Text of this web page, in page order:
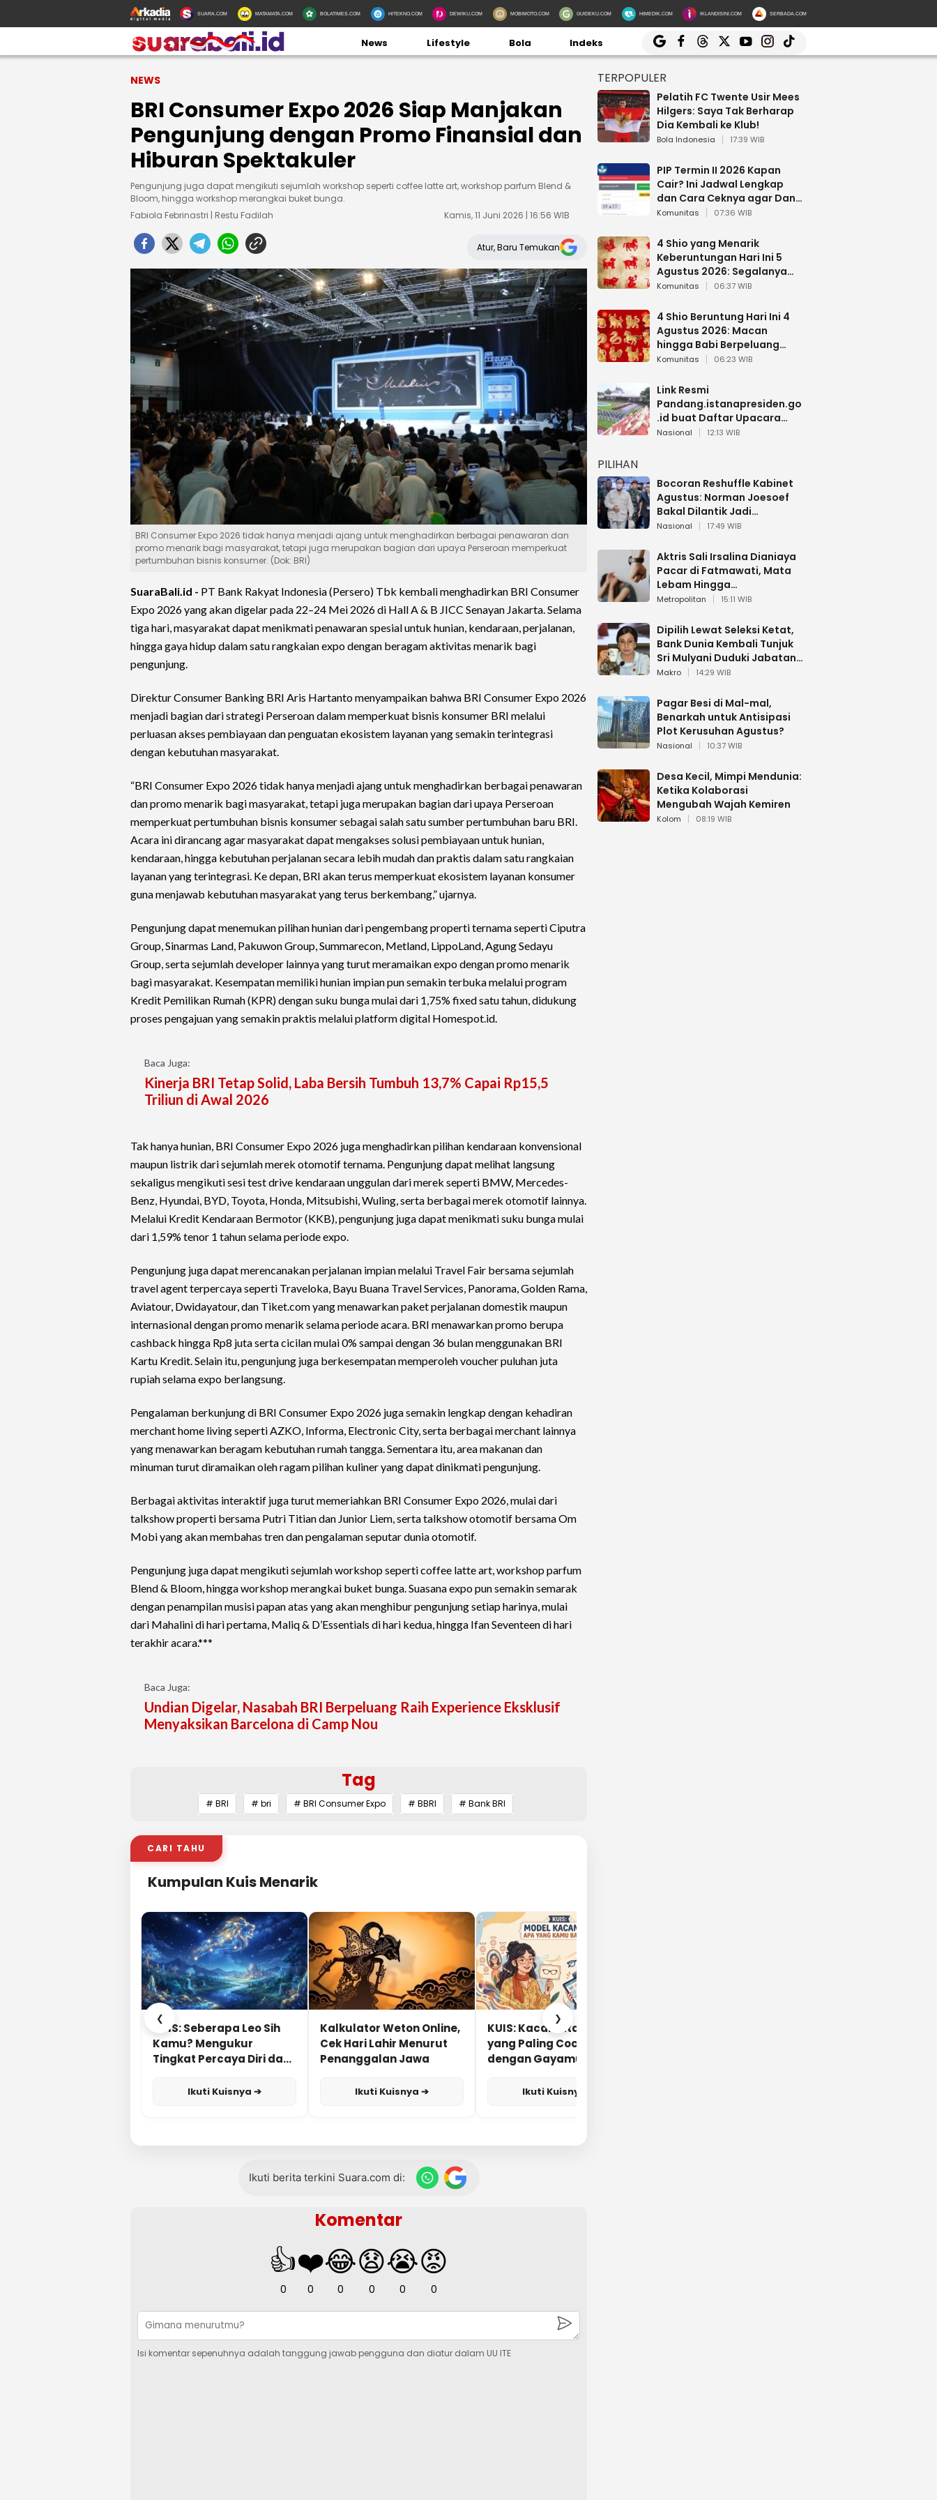
SUARA.COM MATAMATA.COM BOLATIMES.COM HITEKNO.COM DEWIKU.COM MOBIMOTO.COM GUIDEKU.COM HIMEDIK.COM IKLANDISINI.COM SERBADA.COM
News Lifestyle Bola Indeks
NEWS
BRI Consumer Expo 2026 Siap Manjakan
Pengunjung dengan Promo Finansial dan
Hiburan Spektakuler
Pengunjung juga dapat mengikuti sejumlah workshop seperti coffee latte art, workshop parfum Blend &
Bloom, hingga workshop merangkai buket bunga.
Fabiola Febrinastri | Restu Fadilah
Kamis, 11 Juni 2026 | 16:56 WIB
Atur, Baru Temukan
BRI Consumer Expo 2026 tidak hanya menjadi ajang untuk menghadirkan berbagai penawaran dan
promo menarik bagi masyarakat, tetapi juga merupakan bagian dari upaya Perseroan memperkuat
pertumbuhan bisnis konsumer. (Dok: BRI)
SuaraBali.id - PT Bank Rakyat Indonesia (Persero) Tbk kembali menghadirkan BRI Consumer
Expo 2026 yang akan digelar pada 22–24 Mei 2026 di Hall A & B JICC Senayan Jakarta. Selama
tiga hari, masyarakat dapat menikmati penawaran spesial untuk hunian, kendaraan, perjalanan,
hingga gaya hidup dalam satu rangkaian expo dengan beragam aktivitas menarik bagi
pengunjung.
Direktur Consumer Banking BRI Aris Hartanto menyampaikan bahwa BRI Consumer Expo 2026
menjadi bagian dari strategi Perseroan dalam memperkuat bisnis konsumer BRI melalui
perluasan akses pembiayaan dan penguatan ekosistem layanan yang semakin terintegrasi
dengan kebutuhan masyarakat.
“BRI Consumer Expo 2026 tidak hanya menjadi ajang untuk menghadirkan berbagai penawaran
dan promo menarik bagi masyarakat, tetapi juga merupakan bagian dari upaya Perseroan
memperkuat pertumbuhan bisnis konsumer sebagai salah satu sumber pertumbuhan baru BRI.
Acara ini dirancang agar masyarakat dapat mengakses solusi pembiayaan untuk hunian,
kendaraan, hingga kebutuhan perjalanan secara lebih mudah dan praktis dalam satu rangkaian
layanan yang terintegrasi. Ke depan, BRI akan terus memperkuat ekosistem layanan konsumer
guna menjawab kebutuhan masyarakat yang terus berkembang,” ujarnya.
Pengunjung dapat menemukan pilihan hunian dari pengembang properti ternama seperti Ciputra
Group, Sinarmas Land, Pakuwon Group, Summarecon, Metland, LippoLand, Agung Sedayu
Group, serta sejumlah developer lainnya yang turut meramaikan expo dengan promo menarik
bagi masyarakat. Kesempatan memiliki hunian impian pun semakin terbuka melalui program
Kredit Pemilikan Rumah (KPR) dengan suku bunga mulai dari 1,75% fixed satu tahun, didukung
proses pengajuan yang semakin praktis melalui platform digital Homespot.id.
Baca Juga:
Kinerja BRI Tetap Solid, Laba Bersih Tumbuh 13,7% Capai Rp15,5
Triliun di Awal 2026
Tak hanya hunian, BRI Consumer Expo 2026 juga menghadirkan pilihan kendaraan konvensional
maupun listrik dari sejumlah merek otomotif ternama. Pengunjung dapat melihat langsung
sekaligus mengikuti sesi test drive kendaraan unggulan dari merek seperti BMW, Mercedes-
Benz, Hyundai, BYD, Toyota, Honda, Mitsubishi, Wuling, serta berbagai merek otomotif lainnya.
Melalui Kredit Kendaraan Bermotor (KKB), pengunjung juga dapat menikmati suku bunga mulai
dari 1,59% tenor 1 tahun selama periode expo.
Pengunjung juga dapat merencanakan perjalanan impian melalui Travel Fair bersama sejumlah
travel agent terpercaya seperti Traveloka, Bayu Buana Travel Services, Panorama, Golden Rama,
Aviatour, Dwidayatour, dan Tiket.com yang menawarkan paket perjalanan domestik maupun
internasional dengan promo menarik selama periode acara. BRI menawarkan promo berupa
cashback hingga Rp8 juta serta cicilan mulai 0% sampai dengan 36 bulan menggunakan BRI
Kartu Kredit. Selain itu, pengunjung juga berkesempatan memperoleh voucher puluhan juta
rupiah selama expo berlangsung.
Pengalaman berkunjung di BRI Consumer Expo 2026 juga semakin lengkap dengan kehadiran
merchant home living seperti AZKO, Informa, Electronic City, serta berbagai merchant lainnya
yang menawarkan beragam kebutuhan rumah tangga. Sementara itu, area makanan dan
minuman turut diramaikan oleh ragam pilihan kuliner yang dapat dinikmati pengunjung.
Berbagai aktivitas interaktif juga turut memeriahkan BRI Consumer Expo 2026, mulai dari
talkshow properti bersama Putri Titian dan Junior Liem, serta talkshow otomotif bersama Om
Mobi yang akan membahas tren dan pengalaman seputar dunia otomotif.
Pengunjung juga dapat mengikuti sejumlah workshop seperti coffee latte art, workshop parfum
Blend & Bloom, hingga workshop merangkai buket bunga. Suasana expo pun semakin semarak
dengan penampilan musisi papan atas yang akan menghibur pengunjung setiap harinya, mulai
dari Mahalini di hari pertama, Maliq & D’Essentials di hari kedua, hingga Ifan Seventeen di hari
terakhir acara.***
Baca Juga:
Undian Digelar, Nasabah BRI Berpeluang Raih Experience Eksklusif
Menyaksikan Barcelona di Camp Nou
Tag
# BRI # bri # BRI Consumer Expo # BBRI # Bank BRI
CARI TAHU
Kumpulan Kuis Menarik
❮
KUIS: Seberapa Leo Sih
Kamu? Mengukur
Tingkat Percaya Diri dan
Ikuti Kuisnya ➔
Kalkulator Weton Online,
Cek Hari Lahir Menurut
Penanggalan Jawa
Ikuti Kuisnya ➔
KUIS: Kacamata Apa
yang Paling Cocok
dengan Gayamu?
Ikuti Kuisnya ➔
❯
Ikuti berita terkini Suara.com di:
Komentar
👍
0
❤️
0
😂
0
😧
0
😭
0
😡
0
Isi komentar sepenuhnya adalah tanggung jawab pengguna dan diatur dalam UU ITE
TERPOPULER
Pelatih FC Twente Usir Mees
Hilgers: Saya Tak Berharap
Dia Kembali ke Klub!
Bola Indonesia 17:39 WIB
PIP Termin II 2026 Kapan
Cair? Ini Jadwal Lengkap
dan Cara Ceknya agar Dana
Tidak Hangus!
Komunitas 07:36 WIB
4 Shio yang Menarik
Keberuntungan Hari Ini 5
Agustus 2026: Segalanya
Berjalan Lancar
Komunitas 06:37 WIB
4 Shio Beruntung Hari Ini 4
Agustus 2026: Macan
hingga Babi Berpeluang
Dapat Kabar Baik
Komunitas 06:23 WIB
Link Resmi
Pandang.istanapresiden.go
.id buat Daftar Upacara
Bendera HUT RI di Istana
Nasional 12:13 WIB
PILIHAN
Bocoran Reshuffle Kabinet
Agustus: Norman Joesoef
Bakal Dilantik Jadi
Wamenhan RI
Nasional 17:49 WIB
Aktris Sali Irsalina Dianiaya
Pacar di Fatmawati, Mata
Lebam Hingga
Diselamatkan Polantas
Metropolitan 15:11 WIB
Dipilih Lewat Seleksi Ketat,
Bank Dunia Kembali Tunjuk
Sri Mulyani Duduki Jabatan
Strategis
Makro 14:29 WIB
Pagar Besi di Mal-mal,
Benarkah untuk Antisipasi
Plot Kerusuhan Agustus?
Nasional 10:37 WIB
Desa Kecil, Mimpi Mendunia:
Ketika Kolaborasi
Mengubah Wajah Kemiren
Kolom 08:19 WIB